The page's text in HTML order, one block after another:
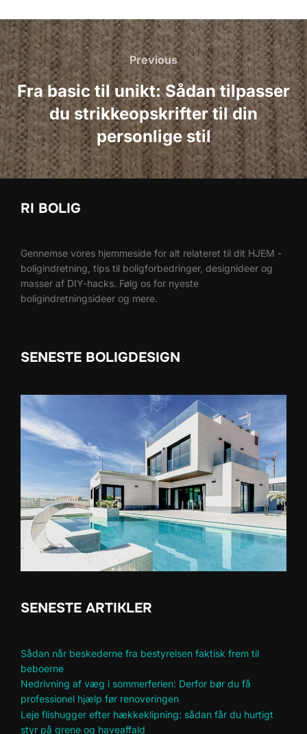
Indlægsnavigation
Previous
Previous
Fra basic til unikt: Sådan tilpasser
du strikkeopskrifter til din
personlige stil
RI BOLIG
Gennemse vores hjemmeside for alt relateret til dit HJEM -
boligindretning, tips til boligforbedringer, designideer og
masser af DIY-hacks. Følg os for nyeste
boligindretningsideer og mere.
SENESTE BOLIGDESIGN
SENESTE ARTIKLER
Sådan når beskederne fra bestyrelsen faktisk frem til
beboerne
Nedrivning af væg i sommerferien: Derfor bør du få
professionel hjælp før renoveringen
Leje flishugger efter hækkeklipning: sådan får du hurtigt
styr på grene og haveaffald